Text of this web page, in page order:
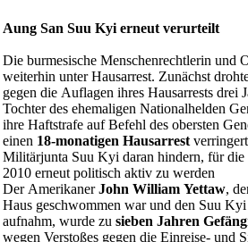
Aung San Suu Kyi erneut verurteilt
Die burmesische Menschenrechtlerin und
weiterhin unter Hausarrest. Zunächst
gegen die Auflagen ihres Hausarrests drei
Tochter des ehemaligen Nationalhelden
ihre Haftstrafe auf Befehl des obersten
einen 18-monatigen Hausarrest
Militärjunta Suu Kyi daran hindern, für die
2010 erneut politisch aktiv zu werden
Der AmerikanerJohn William Yettaw,
Haus geschwommen war und den Suu
aufnahm, wurde zu sieben Jahren
wegen Verstoßes gegen die Einreise- und